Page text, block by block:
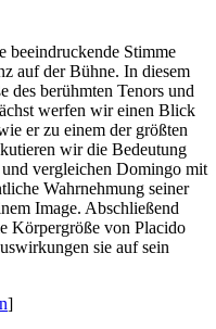
beeindruckende Stimme
auf der Bühne. In diesem
berühmten Tenors und
werfen wir einen Blick
er zu einem der größten
wir die Bedeutung
vergleichen Domingo mit
Wahrnehmung seiner
Image. Abschließend
Körpergröße von Placido
sie auf sein
]